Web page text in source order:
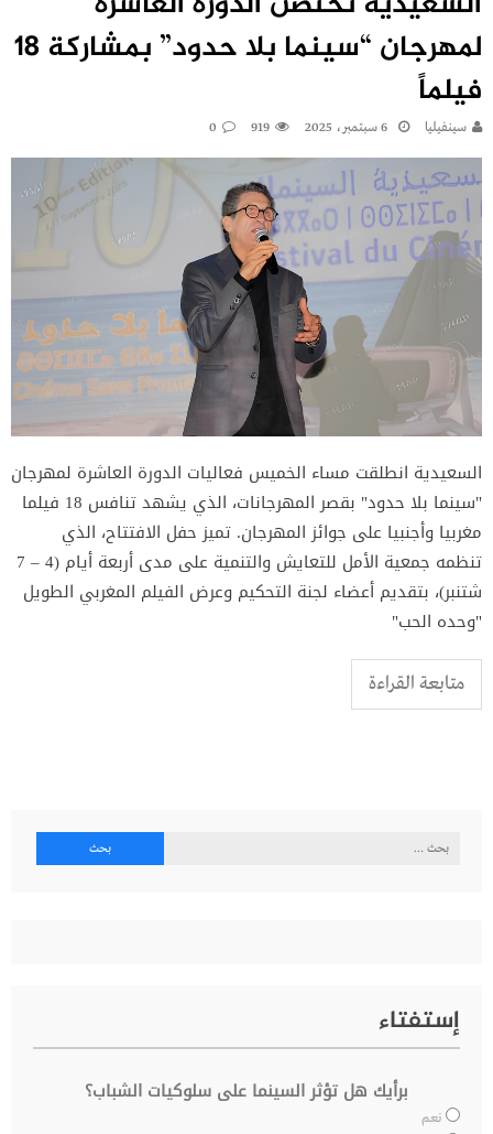
لمهرجان “سينما بلا حدود” بمشاركة 18
فيلماً
سينفيليا 6 سبتمبر، 2025 919
0
السعيدية انطلقت مساء الخميس فعاليات الدورة العاشرة لمهرجان
"سينما بلا حدود" بقصر المهرجانات، الذي يشهد تنافس 18 فيلما
مغربيا وأجنبيا على جوائز المهرجان. تميز حفل الافتتاح، الذي
تنظمه جمعية الأمل للتعايش والتنمية على مدى أربعة أيام (4 – 7
شتنبر)، بتقديم أعضاء لجنة التحكيم وعرض الفيلم المغربي الطويل
"وحده الحب"
متابعة القراءة
البحث
إستفتاء
برأيك هل تؤثر السينما على سلوكيات الشباب؟
نعم